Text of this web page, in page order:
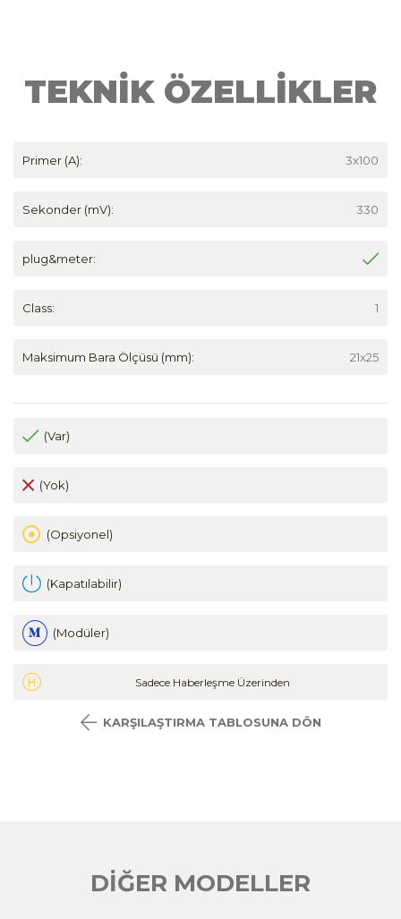
TEKNİK ÖZELLİKLER
Primer (A): 3x100
Sekonder (mV): 330
plug&meter:
Class: 1
Maksimum Bara Ölçüsü (mm): 21x25
(Var)
(Yok)
(Opsiyonel)
(Kapatılabilir)
(Modüler)
Sadece Haberleşme Üzerinden
KARŞILAŞTIRMA TABLOSUNA DÖN
DİĞER MODELLER